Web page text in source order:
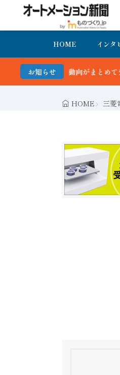
HOME インタ
お知らせ
動向がまとめて分かる！オートメ
HOME 三菱